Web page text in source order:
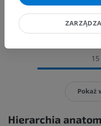
Pokaż
Hierarchia